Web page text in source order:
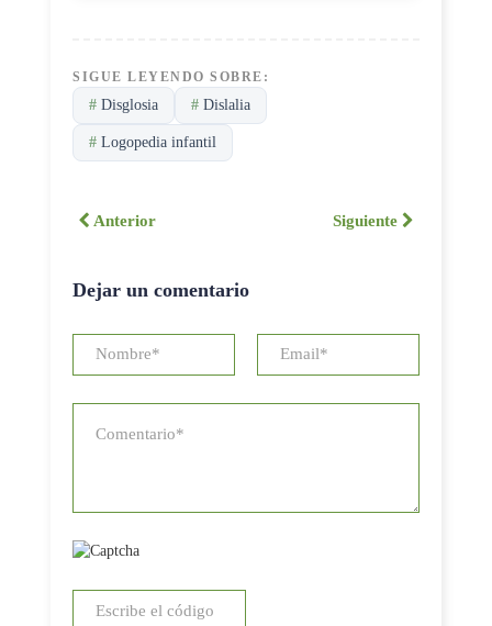
SIGUE LEYENDO SOBRE:
# Disglosia # Dislalia
# Logopedia infantil
Anterior Siguiente
Dejar un comentario